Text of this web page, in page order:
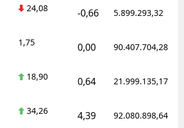
24,08 -0,66 5.899.293,32
1,75 0,00 90.407.704,28
18,90 0,64 21.999.135,17
34,26 4,39 92.080.898,64